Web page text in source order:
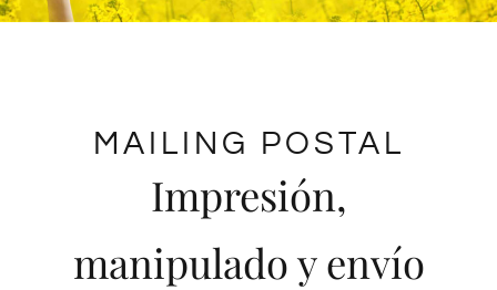
Picking / Manipulado
Preguntas Frecuentes
Blog
MAILING POSTAL
Impresión,
manipulado y envío